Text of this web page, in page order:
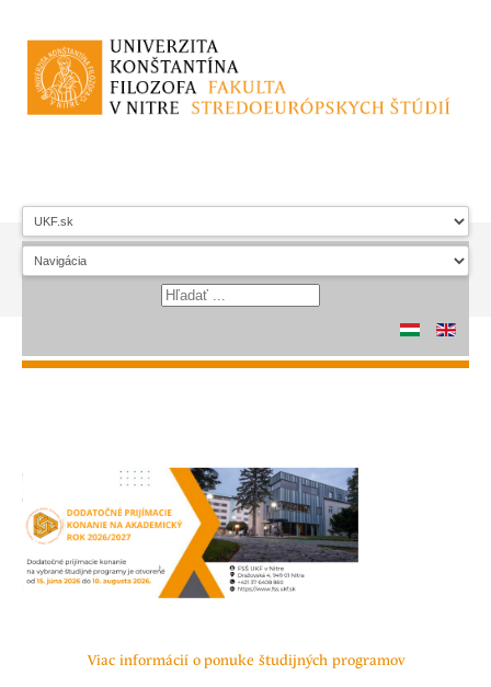
Viac informácií o ponuke študijných programov